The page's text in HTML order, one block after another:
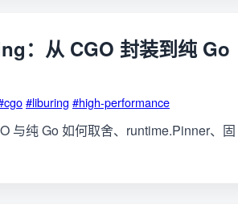
：从 CGO 封装到纯 Go
#liburing #high-performance
与纯 Go 如何取舍、runtime.Pinner、固